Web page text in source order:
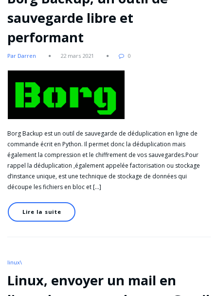
sauvegarde libre et
performant
Par Darren 22 mars 2021 0
Borg Backup est un outil de sauvegarde de déduplication en ligne de
commande écrit en Python. Il permet donc la déduplication mais
également la compression et le chiffrement de vos sauvegardes.Pour
rappel la déduplication ,également appelée factorisation ou stockage
d’instance unique, est une technique de stockage de données qui
découpe les fichiers en bloc et […]
Lire la suite
linux\
Linux, envoyer un mail en